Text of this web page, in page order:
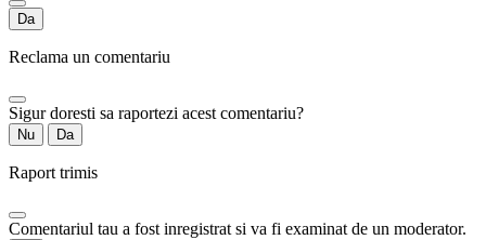
Da
Reclama un comentariu
Sigur doresti sa raportezi acest comentariu?
Nu Da
Raport trimis
Comentariul tau a fost inregistrat si va fi examinat de un moderator.